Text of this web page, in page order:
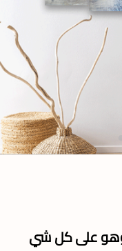
وهو على كل شي